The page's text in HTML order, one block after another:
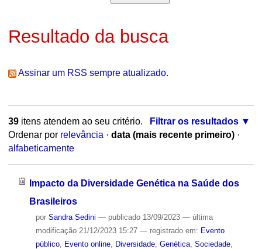
Resultado da busca
Assinar um RSS sempre atualizado.
39itens atendem ao seu critério.
Filtrar os resultados
Ordenar por relevância · data (mais recente primeiro) ·
alfabeticamente
Impacto da Diversidade Genética na Saúde dos
Brasileiros
por Sandra Sedini — publicado13/09/2023 — última
modificação21/12/2023 15:27 — registrado em: Evento
público, Evento online, Diversidade, Genética, Sociedade,